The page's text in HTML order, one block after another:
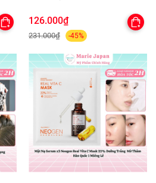
Bềnh Chai 600ml
126.000₫
231.000₫ -45%